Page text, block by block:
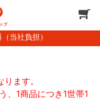
当社負担）
ます。
、1商品につき1世帯1